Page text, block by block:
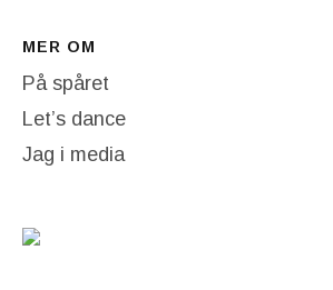
MER OM
På spåret
Let’s dance
Jag i media